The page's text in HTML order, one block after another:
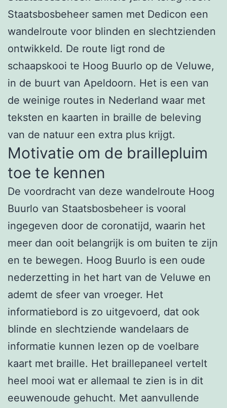
Staatsbosbeheer samen met Dedicon een
wandelroute voor blinden en slechtzienden
ontwikkeld. De route ligt rond de
schaapskooi te Hoog Buurlo op de Veluwe,
in de buurt van Apeldoorn. Het is een van
de weinige routes in Nederland waar met
teksten en kaarten in braille de beleving
van de natuur een extra plus krijgt.
Motivatie om de braillepluim
toe te kennen
De voordracht van deze wandelroute Hoog
Buurlo van Staatsbosbeheer is vooral
ingegeven door de coronatijd, waarin het
meer dan ooit belangrijk is om buiten te zijn
en te bewegen. Hoog Buurlo is een oude
nederzetting in het hart van de Veluwe en
ademt de sfeer van vroeger. Het
informatiebord is zo uitgevoerd, dat ook
blinde en slechtziende wandelaars de
informatie kunnen lezen op de voelbare
kaart met braille. Het braillepaneel vertelt
heel mooi wat er allemaal te zien is in dit
eeuwenoude gehucht. Met aanvullende